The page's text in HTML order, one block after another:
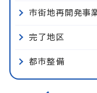
市街地再開発事
完了地区
都市整備